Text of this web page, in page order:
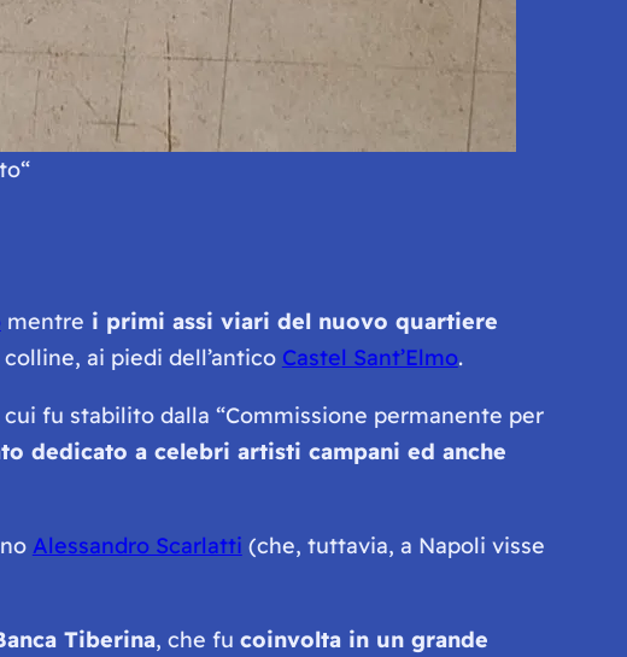
“
mentre i primi assi viari del nuovo quartiere
ai piedi dell’antico Castel Sant’Elmo.
fu stabilito dalla “Commissione permanente per
dedicato a celebri artisti campani ed anche
Alessandro Scarlatti (che, tuttavia, a Napoli visse
Tiberina, che fu coinvolta in un grande